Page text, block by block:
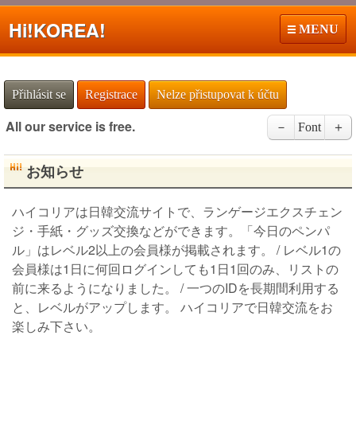
Hi!KOREA! MENU
Přihlásit se Registrace Nelze přistupovat k účtu
All our service is free. － Font ＋
お知らせ
ハイコリアは日韓交流サイトで、ランゲージエクスチェン
ジ・手紙・グッズ交換などができます。「今日のペンパ
ル」はレベル2以上の会員様が掲載されます。 / レベル1の
会員様は1日に何回ログインしても1日1回のみ、リストの
前に来るようになりました。 / 一つのIDを長期間利用する
と、レベルがアップします。 ハイコリアで日韓交流をお
楽しみ下さい。